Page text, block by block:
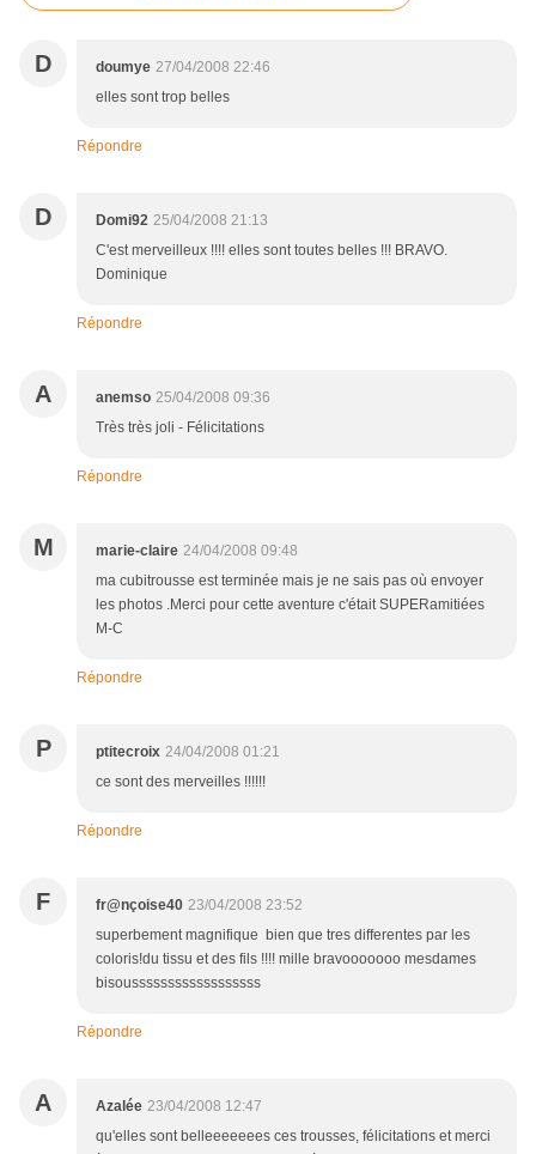
D doumye 27/04/2008 22:46
elles sont trop belles
Répondre
D Domi92 25/04/2008 21:13
C'est merveilleux !!!! elles sont toutes belles !!! BRAVO.
Dominique
Répondre
A anemso 25/04/2008 09:36
Très très joli - Félicitations
Répondre
M marie-claire 24/04/2008 09:48
ma cubitrousse est terminée mais je ne sais pas où envoyer
les photos .Merci pour cette aventure c'était SUPERamitiées
M-C
Répondre
P ptitecroix 24/04/2008 01:21
ce sont des merveilles !!!!!!
Répondre
F fr@nçoise40 23/04/2008 23:52
superbement magnifique bien que tres differentes par les
coloris!du tissu et des fils !!!! mille bravooooooo mesdames
bisoussssssssssssssssss
Répondre
A Azalée 23/04/2008 12:47
qu'elles sont belleeeeeees ces trousses, félicitations et merci